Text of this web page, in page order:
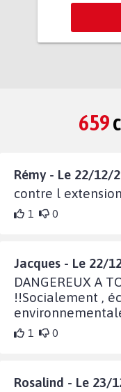
659
Rémy - Le 22/12/
contre l
1 0
Jacques - Le 22/
DANGEREUX A
!!Socialement ,
1 0
Rosalind - Le 23/